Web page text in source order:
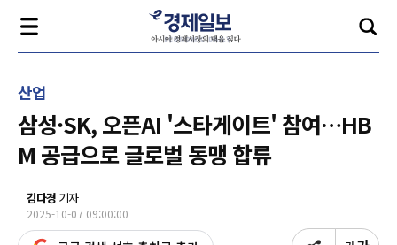
산업
삼성·SK, 오픈AI '스타게이트' 참여…HB
M 공급으로 글로벌 동맹 합류
김다경 기자
2025-10-07 09:00:00